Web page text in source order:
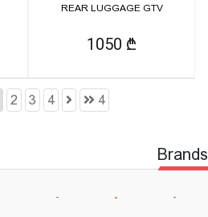
REAR LUGGAGE GTV
1050 ₾
2 3 4 4
Brands